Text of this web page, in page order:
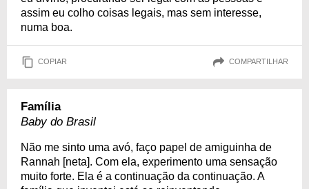
assim eu colho coisas legais, mas sem interesse,
numa boa.
COPIAR COMPARTILHAR
Família
Baby do Brasil
Não me sinto uma avó, faço papel de amiguinha de
Rannah [neta]. Com ela, experimento uma sensação
muito forte. Ela é a continuação da continuação. A